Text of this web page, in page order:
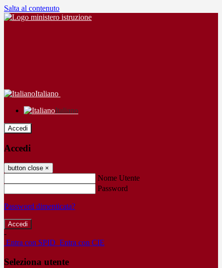
Salta al contenuto
Italiano
Italiano
Accedi
Accedi
button close ×
Nome Utente
Password
Password dimenticata?
-
Entra con SPID Entra con CIE
Seleziona utente